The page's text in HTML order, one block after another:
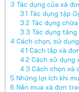
3 Tác dụng của xà
3.1 Tác dụng tập
3.2Tác dụng chữa
3.3 Tác dụng tăng
4 Cách chọn, sử
4.1 Cách lắp xà
4.2Cách sử dụng
4.3 Cách chọn xà
5 Những lợi ích khi
6 Nên mua xà đơn